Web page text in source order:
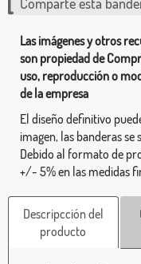
Las imágenes y otros
son propiedad de
uso, reproducción o
de la empresa
El diseño definitivo
imagen, las banderas
Debido al formato de
+/- 5% en las medidas
Descripcción del
producto